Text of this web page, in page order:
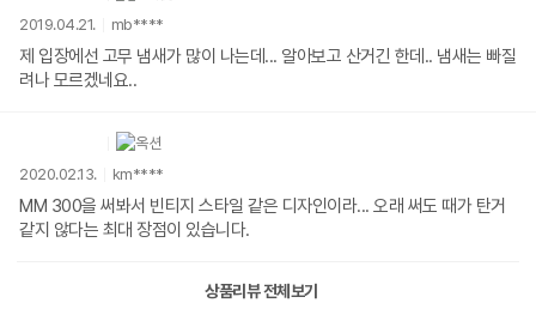
2019.04.21. mb****
제 입장에선 고무 냄새가 많이 나는데... 알아보고 산거긴 한데.. 냄새는 빠질
려나 모르겠네요..
2020.02.13. km****
MM 300을 써봐서 빈티지 스타일 같은 디자인이라... 오래 써도 때가 탄거
같지 않다는 최대 장점이 있습니다.
상품리뷰 전체보기